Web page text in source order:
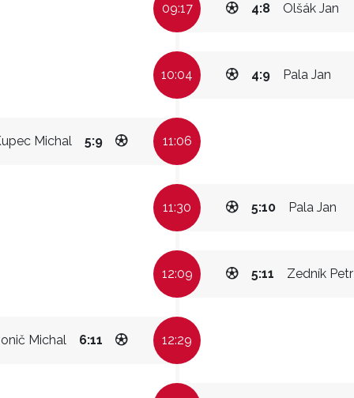
09:17 Olšák Jan
4:8
10:04 Pala Jan
4:9
Michal 5:9 11:06
11:30 Pala Jan
5:10
12:09 Zedník Petr
5:11
Michal 6:11 12:29